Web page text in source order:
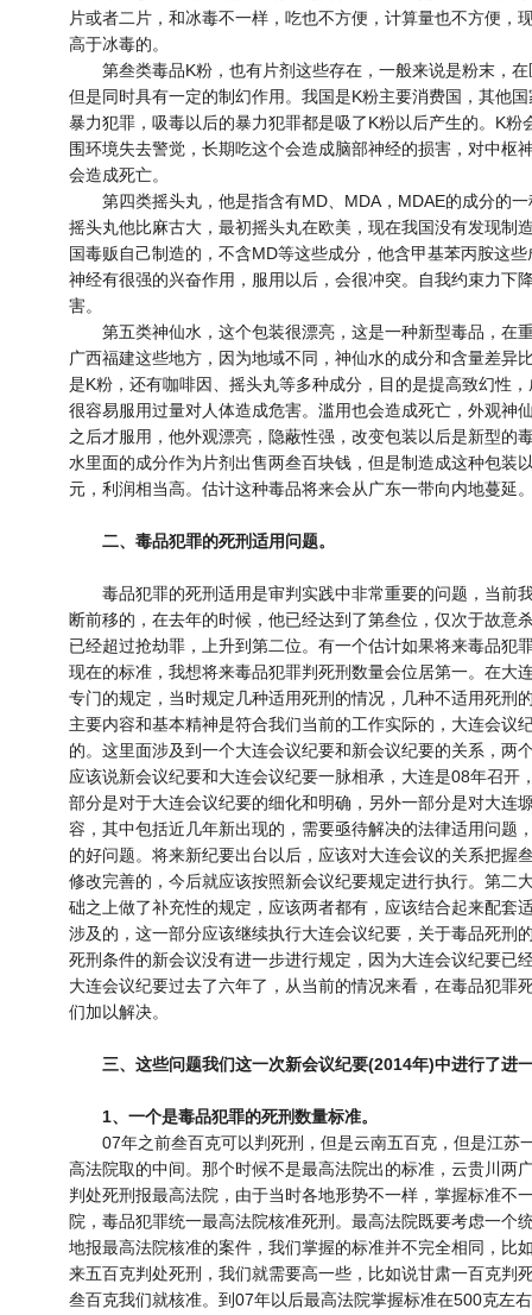
片或者二片，和冰毒不一样，吃也不方便，计算量也不方便，
高于冰毒的。
第叁类毒品K粉，也有片剂这些存在，一般来说是粉末，在
但是同时具有一定的制幻作用。我国是K粉主要消费国，其他
暴力犯罪，吸毒以后的暴力犯罪都是吸了K粉以后产生的。K
围环境失去警觉，长期吃这个会造成脑部神经的损害，对中枢
会造成死亡。
第四类摇头丸，他是指含有MD、MDA，MDAE的成分的一
摇头丸他比麻古大，最初摇头丸在欧美，现在我国没有发现制
国毒贩自己制造的，不含MD等这些成分，他含甲基苯丙胺这
神经有很强的兴奋作用，服用以后，会很冲突。自我约束力下
害。
第五类神仙水，这个包装很漂亮，这是一种新型毒品，在
广西福建这些地方，因为地域不同，神仙水的成分和含量差异
是K粉，还有咖啡因、摇头丸等多种成分，目的是提高致幻性
很容易服用过量对人体造成危害。滥用也会造成死亡，外观神
之后才服用，他外观漂亮，隐蔽性强，改变包装以后是新型的
水里面的成分作为片剂出售两叁百块钱，但是制造成这种包装
元，利润相当高。估计这种毒品将来会从广东一带向内地蔓延
二、毒品犯罪的死刑适用问题。
毒品犯罪的死刑适用是审判实践中非常重要的问题，当前
断前移的，在去年的时候，他已经达到了第叁位，仅次于故意
已经超过抢劫罪，上升到第二位。有一个估计如果将来毒品犯
现在的标准，我想将来毒品犯罪判死刑数量会位居第一。在大
专门的规定，当时规定几种适用死刑的情况，几种不适用死刑
主要内容和基本精神是符合我们当前的工作实际的，大连会议
的。这里面涉及到一个大连会议纪要和新会议纪要的关系，两
应该说新会议纪要和大连会议纪要一脉相承，大连是08年召开
部分是对于大连会议纪要的细化和明确，另外一部分是对大连
容，其中包括近几年新出现的，需要亟待解决的法律适用问题
的好问题。将来新纪要出台以后，应该对大连会议的关系把握
修改完善的，今后就应该按照新会议纪要规定进行执行。第二
础之上做了补充性的规定，应该两者都有，应该结合起来配套
涉及的，这一部分应该继续执行大连会议纪要，关于毒品死刑
死刑条件的新会议没有进一步进行规定，因为大连会议纪要已
大连会议纪要过去了六年了，从当前的情况来看，在毒品犯罪
们加以解决。
三、这些问题我们这一次新会议纪要(2014年)中进行了进
1、一个是毒品犯罪的死刑数量标准。
07年之前叁百克可以判死刑，但是云南五百克，但是江苏
高法院取的中间。那个时候不是最高法院出的标准，云贵川两
判处死刑报最高法院，由于当时各地形势不一样，掌握标准不
院，毒品犯罪统一最高法院核准死刑。最高法院既要考虑一个
地报最高法院核准的案件，我们掌握的标准并不完全相同，比
来五百克判处死刑，我们就需要高一些，比如说甘肃一百克判
叁百克我们就核准。到07年以后最高法院掌握标准在500克左